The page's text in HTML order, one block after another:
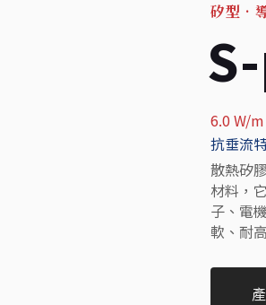
矽型 ·
6.0 W/
抗垂流
散熱矽
材料，
子、電
軟、耐